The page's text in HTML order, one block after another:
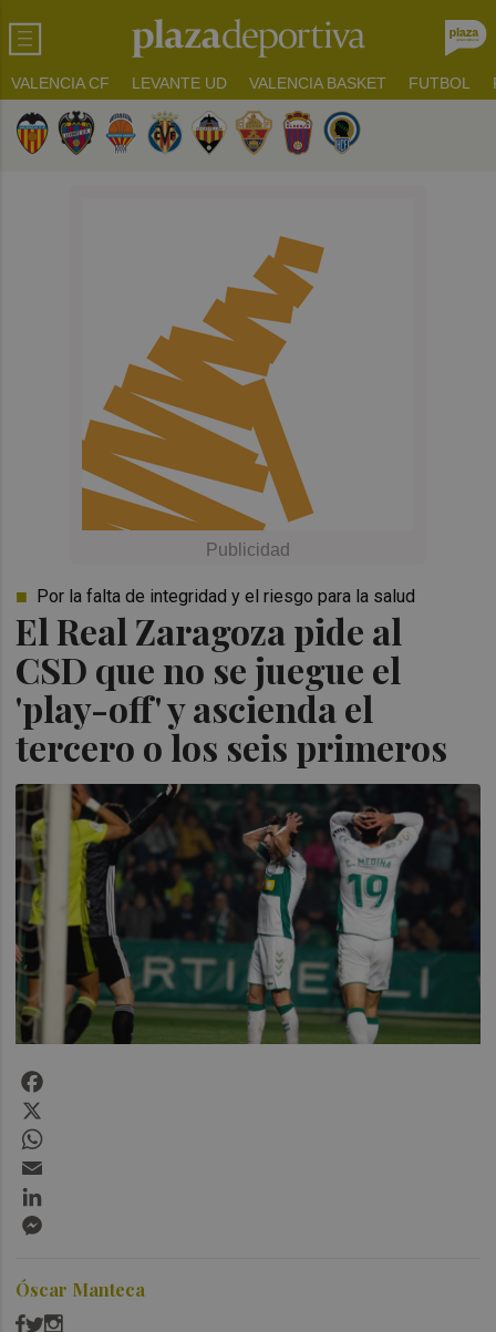
VALENCIA CF LEVANTE UD VALENCIA BASKET FUTBOL
El Real Zaragoza pide al
CSD que no se juegue el
'play-off' y ascienda el
tercero o los seis primeros
Por la falta de integridad y el riesgo para la salud
Óscar Manteca